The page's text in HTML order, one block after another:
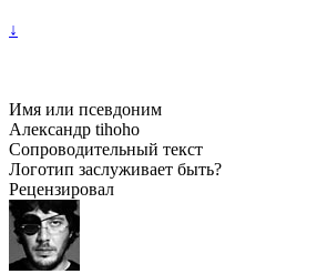
↓
Имя или псевдоним
Александр tihoho
Сопроводительный текст
Логотип заслуживает быть?
Рецензировал